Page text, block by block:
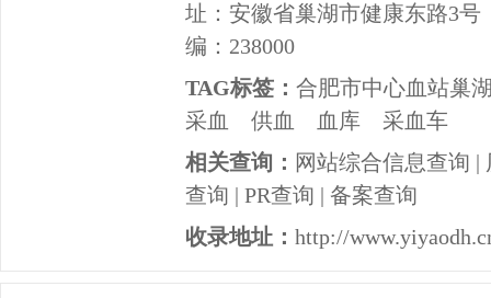
址：安徽省巢湖市健康东路3号
编：238000
TAG标签： 合肥市中心血站巢
采血
供血 血库
采血车
相关查询： 网站综合信息查询 |
查询 | PR查询 | 备案查询
收录地址： http://